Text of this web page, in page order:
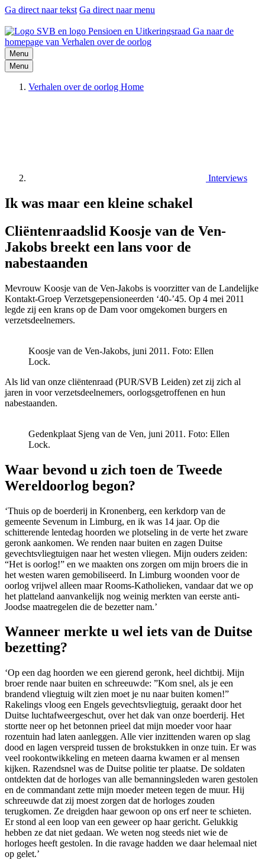
Ga direct naar tekst Ga direct naar menu
Ga naar de
homepage van Verhalen over de oorlog
Menu
Menu
Verhalen over de oorlog Home
Interviews
Ik was maar een kleine schakel
Cliëntenraadslid Koosje van de Ven-
Jakobs breekt een lans voor de
nabestaanden
Mevrouw Koosje van de Ven-Jakobs is voorzitter van de Landelijke
Kontakt-Groep Verzetsgepensioneerden ‘40-’45. Op 4 mei 2011
legde zij een krans op de Dam voor omgekomen burgers en
verzetsdeelnemers.
Koosje van de Ven-Jakobs, juni 2011. Foto: Ellen
Lock.
Als lid van onze cliëntenraad (PUR/SVB Leiden) zet zij zich al
jaren in voor verzetsdeelnemers, oorlogsgetroffenen en hun
nabestaanden.
Gedenkplaat Sjeng van de Ven, juni 2011. Foto: Ellen
Lock.
Waar bevond u zich toen de Tweede
Wereldoorlog begon?
‘Thuis op de boerderij in Kronenberg, een kerkdorp van de
gemeente Sevenum in Limburg, en ik was 14 jaar. Op die
schitterende lentedag hoorden we plotseling in de verte het zware
geronk aankomen. We renden naar buiten en zagen Duitse
gevechtsvliegtuigen naar het westen vliegen. Mijn ouders zeiden:
“Het is oorlog!” en we maakten ons zorgen om mijn broers die in
het westen waren gemobiliseerd. In Limburg woonden voor de
oorlog vrijwel alleen maar Rooms-Katholieken, vandaar dat we op
het platteland aanvankelijk nog weinig merkten van eerste anti-
Joodse maatregelen die de bezetter nam.’
Wanneer merkte u wel iets van de Duitse
bezetting?
‘Op een dag hoorden we een gierend geronk, heel dichtbij. Mijn
broer rende naar buiten en schreeuwde: ”Kom snel, als je een
brandend vliegtuig wilt zien moet je nu naar buiten komen!”
Rakelings vloog een Engels gevechtsvliegtuig, geraakt door het
Duitse luchtafweergeschut, over het dak van onze boerderij. Het
stortte neer op het betonnen prieel dat mijn moeder voor haar
rozentuin had laten aanleggen. Alle vier inzittenden waren op slag
dood en lagen verspreid tussen de brokstukken in onze tuin. Er was
veel rookontwikkeling en meteen daarna kwamen er al mensen
kijken. Razendsnel was de Duitse politie ter plaatse. De soldaten
ontdekten dat de horloges van alle bemanningsleden waren gestolen
en de commandant zette mijn moeder meteen tegen de muur. Hij
schreeuwde dat zij moest zorgen dat de horloges zouden
terugkomen. Ze dreigden haar gewoon op ons erf neer te schieten.
Er stond al een loop van een geweer op haar gericht. Gelukkig
hebben ze dat niet gedaan. We weten nog steeds niet wie de
horloges heeft gestolen. In die ravage hadden we daar helemaal niet
op gelet.’